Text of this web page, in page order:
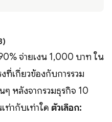
จ่ายเงิน 1,000 บาท ใน
ที่เกี่ยวข้องกับการรวม
ๆ หลังจากรวมธุรกิจ 10
ท่ากับเท่าใด ตัวเลือก: